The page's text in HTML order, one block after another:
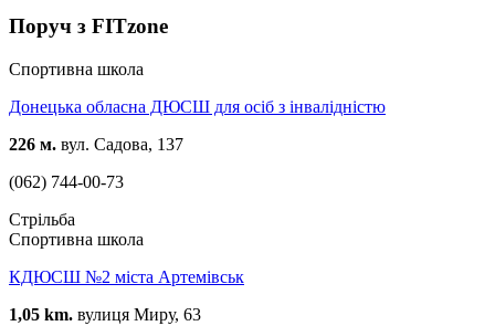
Поруч з FITzone
Спортивна школа
Донецька обласна ДЮСШ для осіб з інвалідністю
226 м. вул. Садова, 137
(062) 744-00-73
Стрільба
Спортивна школа
КДЮСШ №2 міста Артемівськ
1,05 km. вулиця Миру, 63